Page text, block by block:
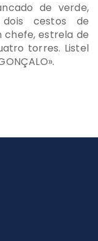
de verde,
cestos de
chefe, estrela de
torres. Listel